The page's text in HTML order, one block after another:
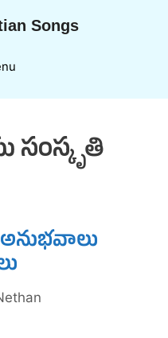
Songs